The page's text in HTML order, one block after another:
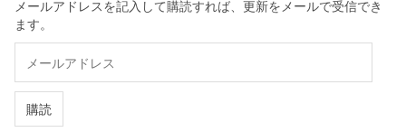
メールアドレスを記入して購読すれば、更新をメールで受信でき
ます。
ル
ド
購読